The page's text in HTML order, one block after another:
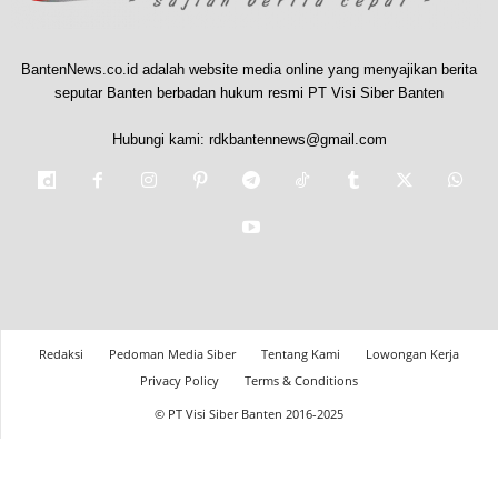
BantenNews.co.id adalah website media online yang menyajikan berita
seputar Banten berbadan hukum resmi PT Visi Siber Banten
Hubungi kami: rdkbantennews@gmail.com
Redaksi Pedoman Media Siber Tentang Kami
Lowongan Kerja
Privacy Policy
Terms & Conditions
© PT Visi Siber Banten 2016-2025